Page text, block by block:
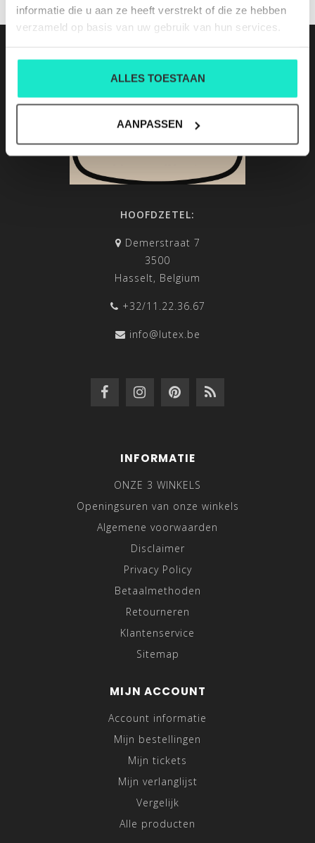
informatie die u aan ze heeft verstrekt of die ze hebben
verzameld op basis van uw gebruik van hun services.
ALLES TOESTAAN
AANPASSEN
HOOFDZETEL:
Demerstraat 7
3500
Hasselt, Belgium
+32/11.22.36.67
info@lutex.be
INFORMATIE
ONZE 3 WINKELS
Openingsuren van onze winkels
Algemene voorwaarden
Disclaimer
Privacy Policy
Betaalmethoden
Retourneren
Klantenservice
Sitemap
MIJN ACCOUNT
Account informatie
Mijn bestellingen
Mijn tickets
Mijn verlanglijst
Vergelijk
Alle producten